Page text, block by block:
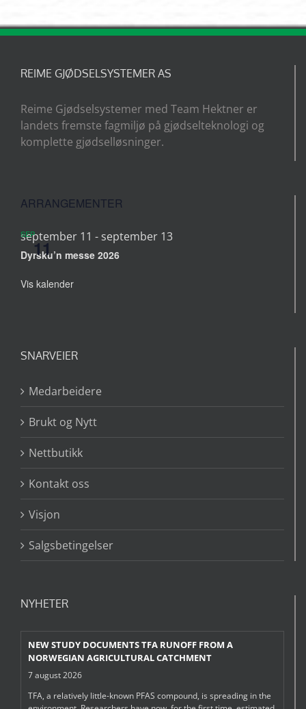
REIME GJØDSELSYSTEMER AS
Reime Gjødselsystemer med Team Hektner er
landets fremste fagmiljø på gjødselteknologi og
komplette gjødselløsninger.
ARRANGEMENTER
SEP
11
september 11 - september 13
Dyrsku’n messe 2026
Vis kalender
SNARVEIER
Medarbeidere
Brukt og Nytt
Nettbutikk
Kontakt oss
Visjon
Salgsbetingelser
NYHETER
NEW STUDY DOCUMENTS TFA RUNOFF FROM A
NORWEGIAN AGRICULTURAL CATCHMENT
7 august 2026
TFA, a relatively little-known PFAS compound, is spreading in the